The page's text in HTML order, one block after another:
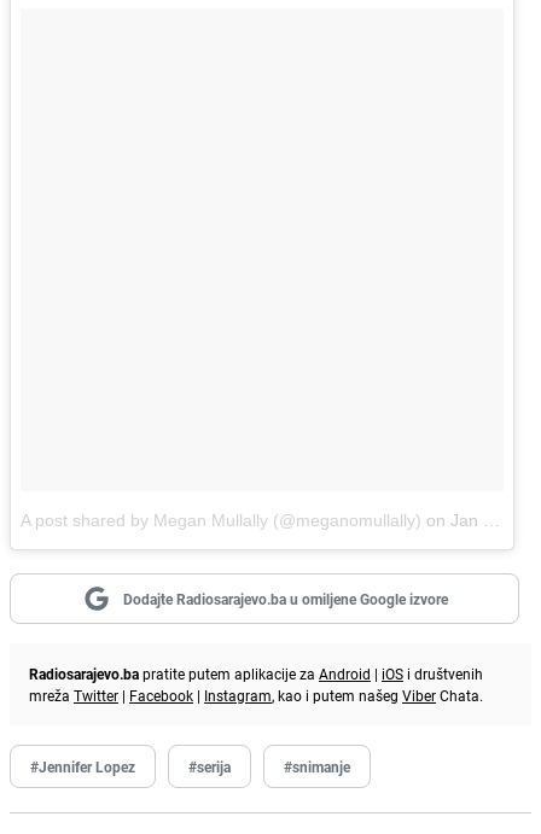
A post shared by Megan Mullally (@meganomullally) on Jan 10, 2018 at 9:51pm PST
Dodajte Radiosarajevo.ba u omiljene Google izvore
Radiosarajevo.bapratite putem aplikacije za Android | iOS i društvenih
mreža Twitter | Facebook | Instagram, kao i putem našeg ViberChata.
#Jennifer Lopez #serija #snimanje